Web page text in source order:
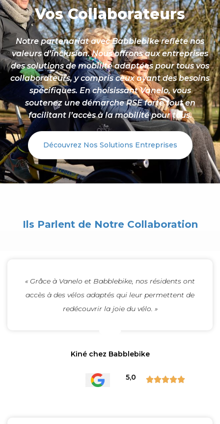
Vos Collaborateurs
Notre partenariat avec Babblebike reflète nos
valeurs d’inclusion. Nous offrons aux entreprises
des solutions de mobilité adaptées pour tous vos
collaborateurs, y compris ceux ayant des besoins
spécifiques. En choisissant Vanelo, vous
soutenez une démarche RSE forte tout en
facilitant l’accès à la mobilité pour tous.
Découvrez Nos Solutions Entreprises
Ils Parlent de Notre Collaboration
« Grâce à Vanelo et Babblebike, nos résidents ont
accès à des vélos adaptés qui leur permettent de
redécouvrir la joie du vélo. »
Kiné chez Babblebike
5,0 